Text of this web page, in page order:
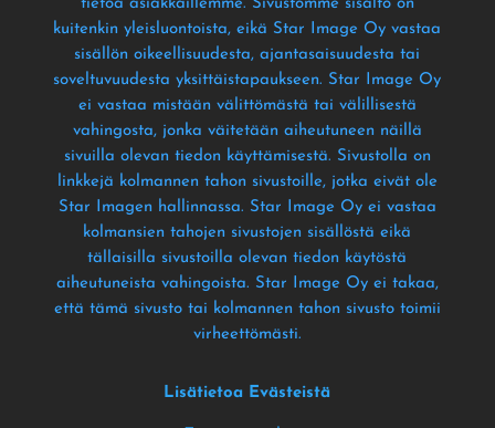
tietoa asiakkaillemme. Sivustomme sisältö on
kuitenkin yleisluontoista, eikä Star Image Oy vastaa
sisällön oikeellisuudesta, ajantasaisuudesta tai
soveltuvuudesta yksittäistapaukseen. Star Image Oy
ei vastaa mistään välittömästä tai välillisestä
vahingosta, jonka väitetään aiheutuneen näillä
sivuilla olevan tiedon käyttämisestä. Sivustolla on
linkkejä kolmannen tahon sivustoille, jotka eivät ole
Star Imagen hallinnassa. Star Image Oy ei vastaa
kolmansien tahojen sivustojen sisällöstä eikä
tällaisilla sivustoilla olevan tiedon käytöstä
aiheutuneista vahingoista. Star Image Oy ei takaa,
että tämä sivusto tai kolmannen tahon sivusto toimii
virheettömästi.
Lisätietoa Evästeistä